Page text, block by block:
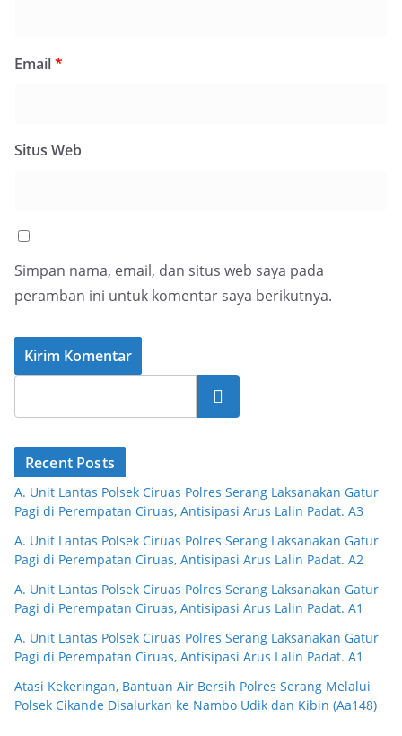
Email*
Situs Web
Simpan nama, email, dan situs web saya pada
peramban ini untuk komentar saya berikutnya.
Cari
Recent Posts
A. Unit Lantas Polsek Ciruas Polres Serang Laksanakan Gatur
Pagi di Perempatan Ciruas, Antisipasi Arus Lalin Padat. A3
A. Unit Lantas Polsek Ciruas Polres Serang Laksanakan Gatur
Pagi di Perempatan Ciruas, Antisipasi Arus Lalin Padat. A2
A. Unit Lantas Polsek Ciruas Polres Serang Laksanakan Gatur
Pagi di Perempatan Ciruas, Antisipasi Arus Lalin Padat. A1
A. Unit Lantas Polsek Ciruas Polres Serang Laksanakan Gatur
Pagi di Perempatan Ciruas, Antisipasi Arus Lalin Padat. A1
Atasi Kekeringan, Bantuan Air Bersih Polres Serang Melalui
Polsek Cikande Disalurkan ke Nambo Udik dan Kibin (Aa148)